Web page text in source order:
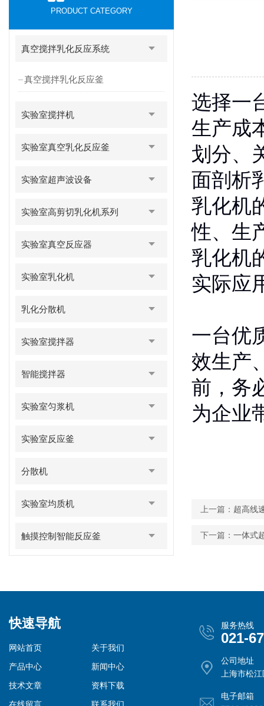
PRODUCT CATEGORY
真空搅拌乳化反应系统
真空搅拌乳化反应釜
实验室搅拌机
实验室真空乳化反应釜
实验室超声波设备
实验室高剪切乳化机系列
实验室真空反应器
实验室乳化机
乳化分散机
实验室搅拌器
智能搅拌器
实验室匀浆机
实验室反应釜
分散机
实验室均质机
触摸控制智能反应釜
选择一
生产成
划分、
面剖析
乳化机
性、生
乳化机
实际应
一台优
效生产
前，务
为企业
上一篇： 超高线
下一篇： 一体式
快速导航
网站首页
关于我们
产品中心
新闻中心
技术文章
资料下载
服务热线
021-
公司地址
上海市松
电子邮箱